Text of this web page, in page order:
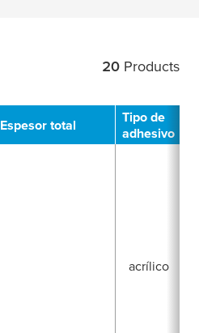
20 Products
Espesor total
Tipo de
adhesivo
acrílico